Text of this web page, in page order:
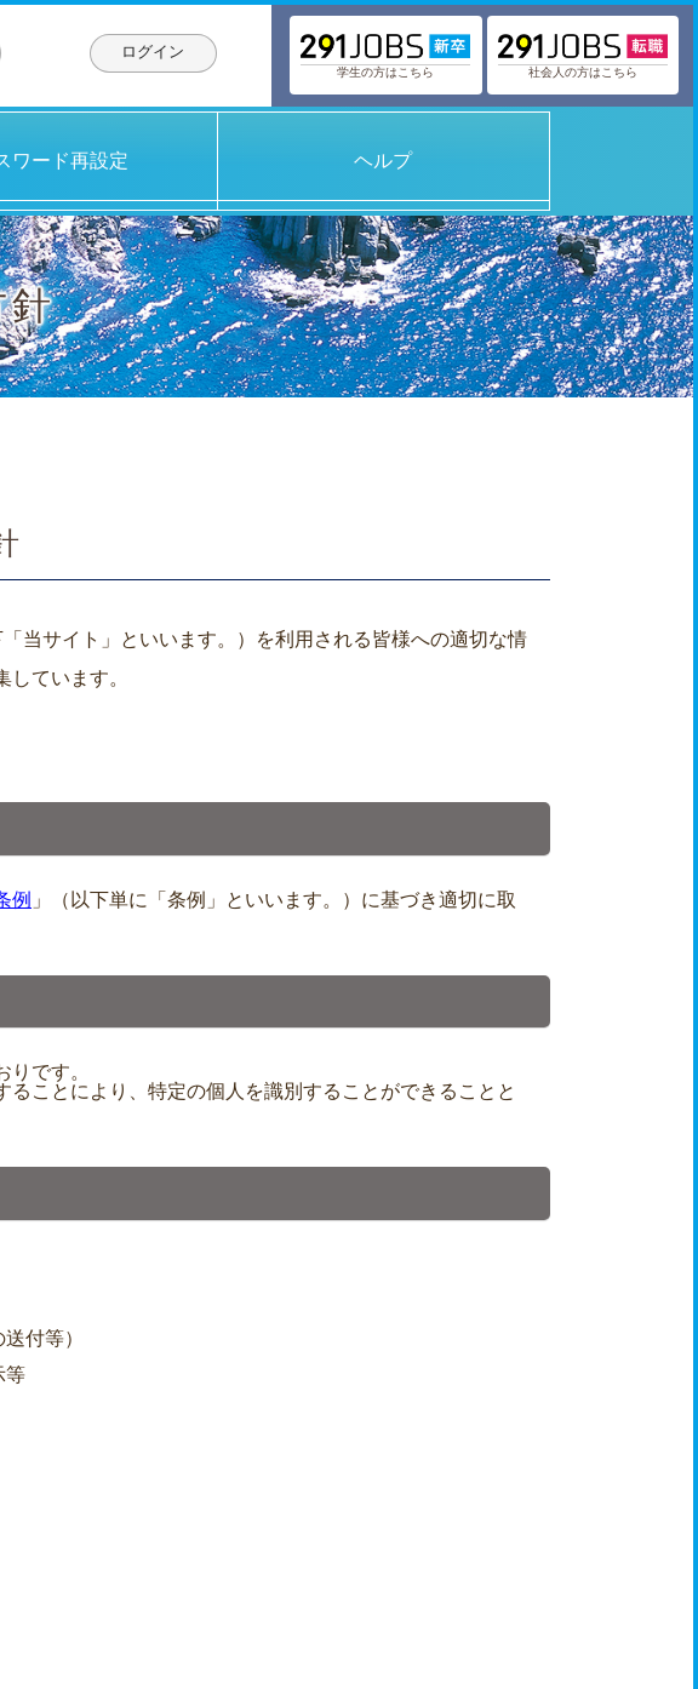
ワード再設定 ヘルプ
学生の方はこちら 社会人の方はこちら
ログイン
針
当サイト」といいます。）を利用される皆様への適切な情
ています。
例 」（以下単に「条例」といいます。）に基づき適切に取
です。
ことにより、特定の個人を識別することができることと
付等）
等